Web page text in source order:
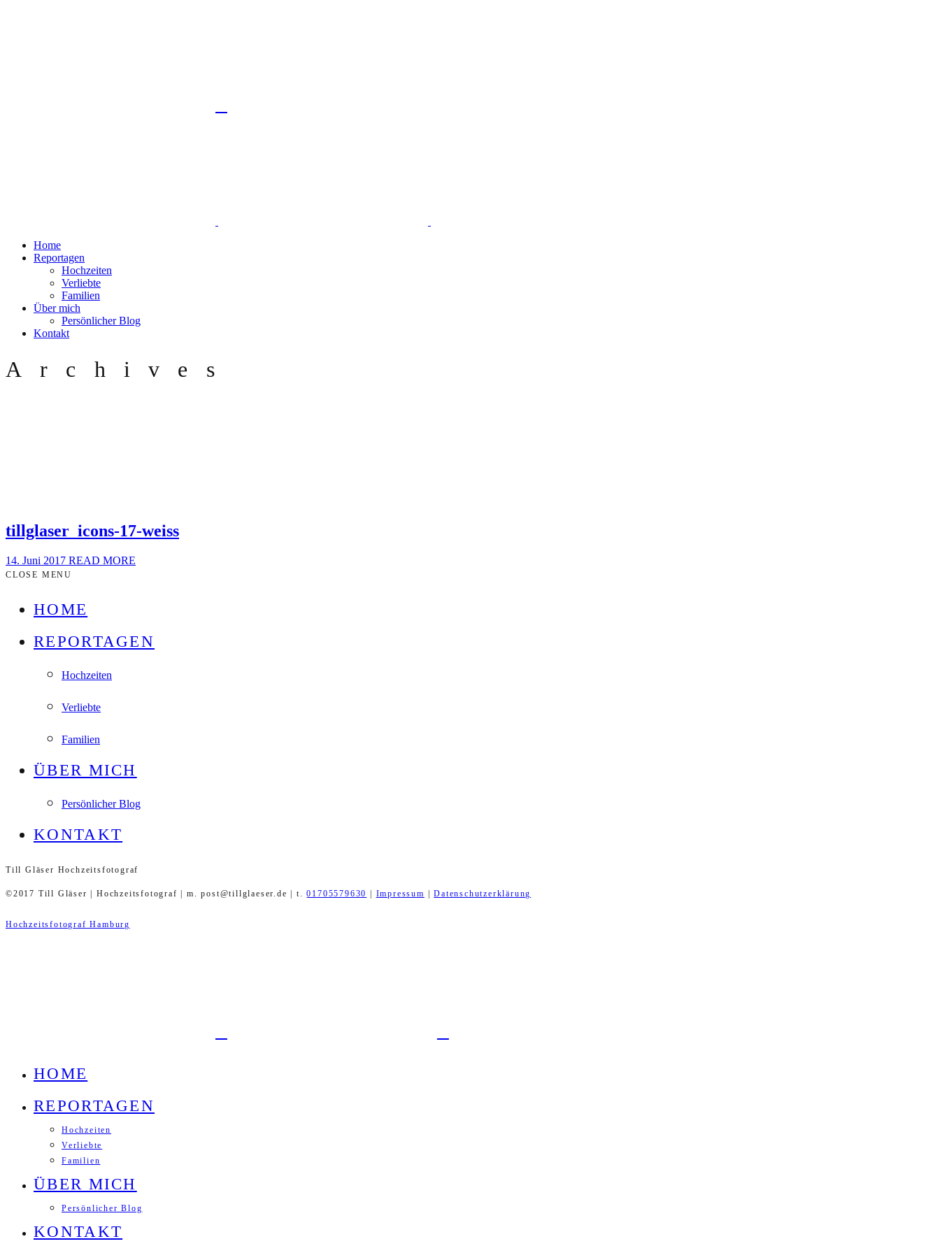
Home
Reportagen
Hochzeiten
Verliebte
Familien
Über mich
Persönlicher Blog
Kontakt
Archives
tillglaser_icons-17-weiss
14. Juni 2017 READ MORE
CLOSE MENU
HOME
REPORTAGEN
Hochzeiten
Verliebte
Familien
ÜBER MICH
Persönlicher Blog
KONTAKT
Till Gläser Hochzeitsfotograf
©2017 Till Gläser | Hochzeitsfotograf | m. post@tillglaeser.de | t.01705579630 | Impressum |Datenschutzerklärung
Hochzeitsfotograf Hamburg
HOME
REPORTAGEN
Hochzeiten
Verliebte
Familien
ÜBER MICH
Persönlicher Blog
KONTAKT